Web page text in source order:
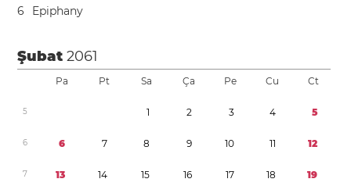
6
Epiphany
Şubat2061
Pa Pt Sa Ça Pe Cu Ct
5 1 2 3 4 5
6 6 7 8 9 10 11 12
7 13 14 15 16 17 18 19